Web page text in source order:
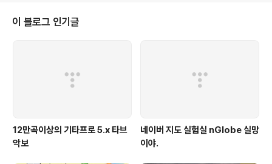
[고양이 한다스] 진숙 시누이 병원 다녀왔어요~ 2012-01-09 [고양이 한다
스] 진숙 시누님 정말 이러시깁니까? 2011-01-20 [고양이 한다스] 진..
이 블로그 인기글
12만곡이상의 기타프로 5.x 타브
악보
네이버 지도 실험실 nGlobe 실망
이야.